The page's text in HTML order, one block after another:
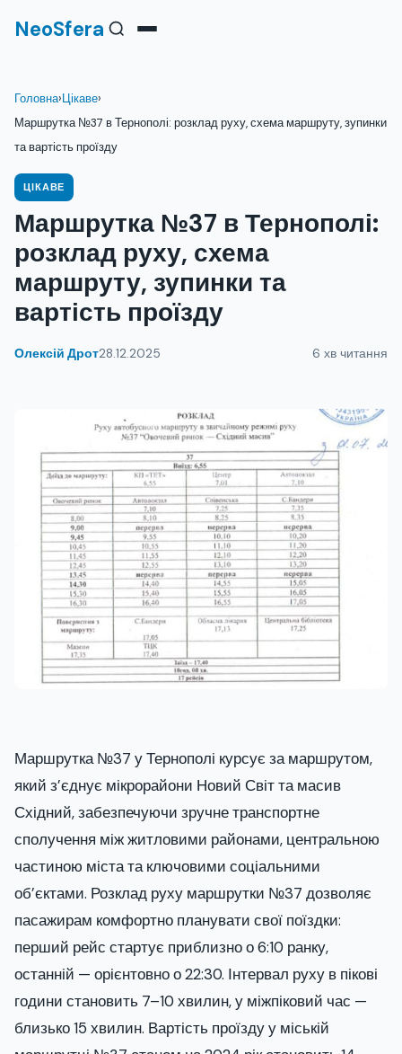
NeoSfera
Головна›Цікаве›
Маршрутка №37 в Тернополі: розклад руху, схема маршруту, зупинки
та вартість проїзду
ЦІКАВЕ
Маршрутка №37 в Тернополі:
розклад руху, схема
маршруту, зупинки та
вартість проїзду
Олексій Дрот28.12.2025 6 хв читання
Маршрутка №37 у Тернополі курсує за маршрутом,
який з’єднує мікрорайони Новий Світ та масив
Східний, забезпечуючи зручне транспортне
сполучення між житловими районами, центральною
частиною міста та ключовими соціальними
об’єктами. Розклад руху маршрутки №37 дозволяє
пасажирам комфортно планувати свої поїздки:
перший рейс стартує приблизно о 6:10 ранку,
останній — орієнтовно о 22:30. Інтервал руху в пікові
години становить 7–10 хвилин, у міжпіковий час —
близько 15 хвилин. Вартість проїзду у міській